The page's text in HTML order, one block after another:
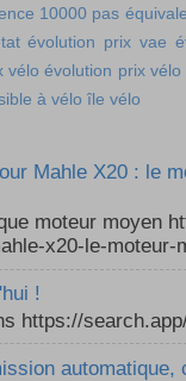
10000 pas
évolution prix vae
vélo évolution prix
à vélo île vélo
Mahle X20 : le
moteur moyen
x20-le-
!
https://
automatique,